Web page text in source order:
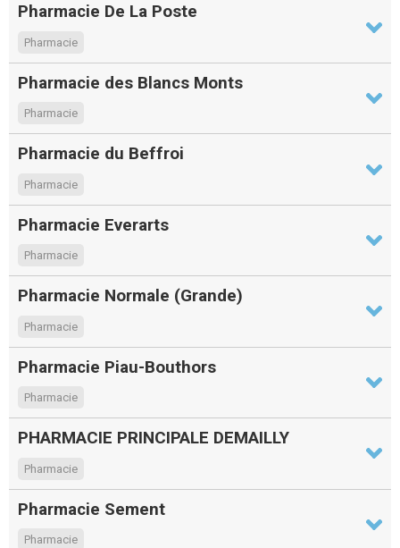
Pharmacie De La Poste
Pharmacie
Pharmacie des Blancs Monts
Pharmacie
Pharmacie du Beffroi
Pharmacie
Pharmacie Everarts
Pharmacie
Pharmacie Normale (Grande)
Pharmacie
Pharmacie Piau-Bouthors
Pharmacie
PHARMACIE PRINCIPALE DEMAILLY
Pharmacie
Pharmacie Sement
Pharmacie